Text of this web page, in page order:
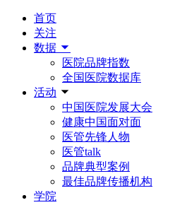
首页
关注
数据
医院品牌指数
全国医院数据库
活动
中国医院发展大会
健康中国面对面
医管先锋人物
医管talk
品牌典型案例
最佳品牌传播机构
学院